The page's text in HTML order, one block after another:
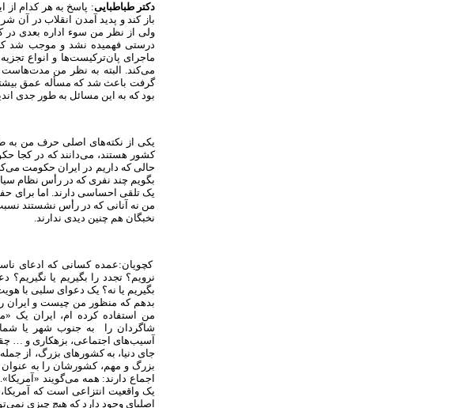
دکتر طباطبایی: پاسخ به هر کدام
باز کند و پدید آمدن انقلاب در آن
ولی از نظر من سوء اداره بعدی در
درستی فهمیده نشد و موجب شد که
ماجرای پان‌ترکیست‌ها و انواع
می‌کند. البته به نظر من
گرفت باعث شد که مسأله عمق
بود که به این مسائل به طور جدی
یکی از نکته‌های اصلی حرف من به
کشور هستند، می‌دانند که در کجا
حالی که داریم در ایران حکومت
بگویم چند نفری که در رأس نظام
یک تلقی احساسی دارند. اما برای
من نه آنانی که در رأس نشستند
نخبگان هم چنین دیدی ندارند.
کچویان:عمده کسانی که ادعای‌
نرویم؟ تجدد را بگیریم یا
بگیریم یا نه؟ یک دعوای سلبی با
بدهم که منظور من چیست و ایران
من استفاده کرده ام، ایران یک
شاگردان را به جنوب شهر یا
آسیب‌های اجتماعی، بزهکاری و …
جای دنیا، به کشورهای بزرگ، از
بزرگ و مهم، کشورشان را به
اجماع دارند: همه می‌گویند
یک واقعیت انتزاعی است که
اصلی­ای وجود دارد که هیچ چیزی